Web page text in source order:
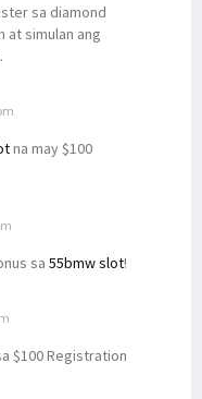
sa diamond
at simulan ang
na may $100
sa 55bmw slot!
$100 Registration